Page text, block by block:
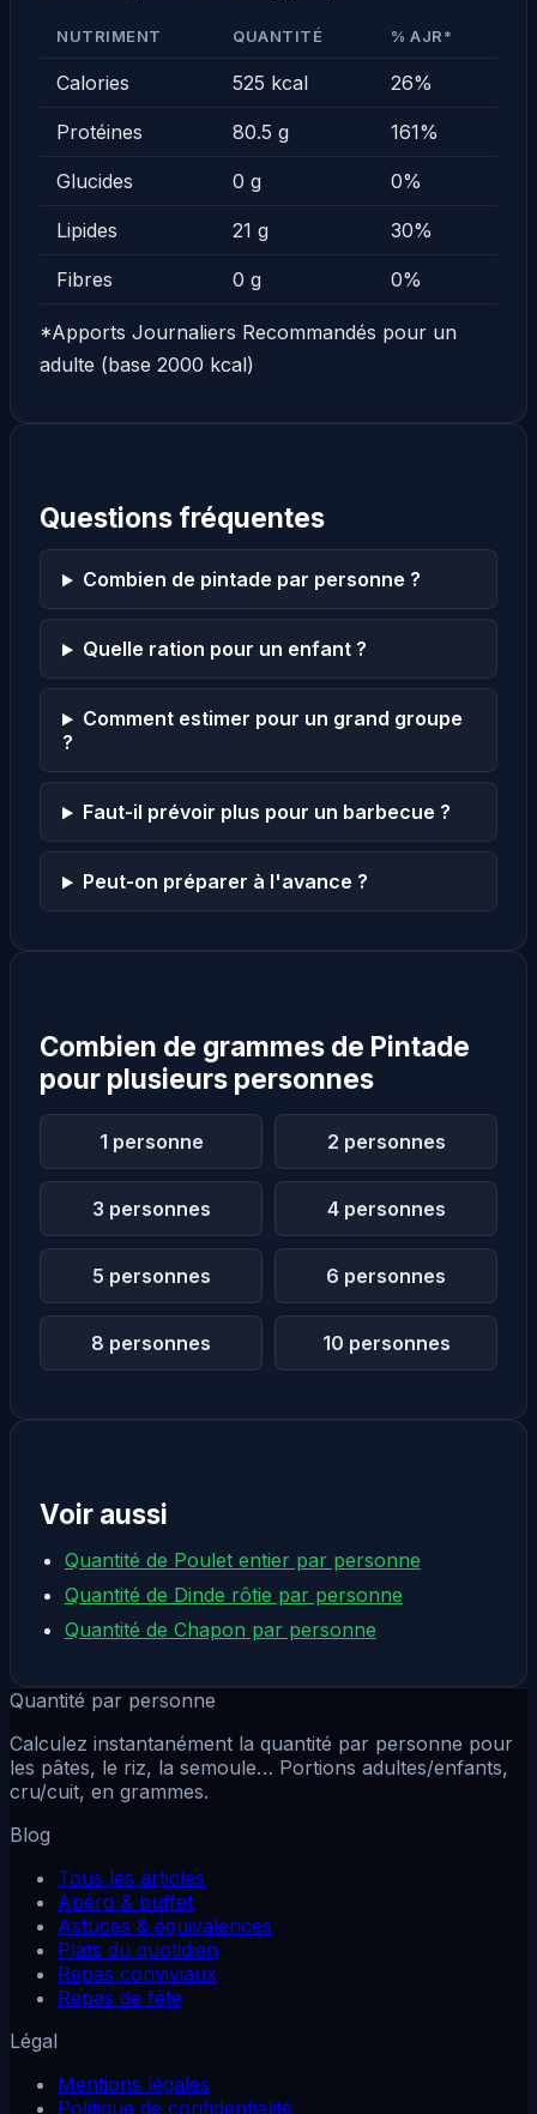
NUTRIMENT QUANTITÉ % AJR*
Calories 525 kcal 26%
Protéines 80.5 g 161%
Glucides 0 g 0%
Lipides 21 g 30%
Fibres 0 g 0%
*Apports Journaliers Recommandés pour un
adulte (base 2000 kcal)
Questions fréquentes
Combien de pintade par personne ?
Quelle ration pour un enfant ?
Comment estimer pour un grand groupe
?
Faut-il prévoir plus pour un barbecue ?
Peut-on préparer à l'avance ?
Combien de grammes de Pintade
pour plusieurs personnes
1 personne 2 personnes
3 personnes 4 personnes
5 personnes 6 personnes
8 personnes 10 personnes
Voir aussi
Quantité de Poulet entier par personne
Quantité de Dinde rôtie par personne
Quantité de Chapon par personne
Quantité par personne
Calculez instantanément la quantité par personne pour
les pâtes, le riz, la semoule… Portions adultes/enfants,
cru/cuit, en grammes.
Blog
Tous les articles
Apéro & buffet
Astuces & équivalences
Plats du quotidien
Repas conviviaux
Repas de fête
Légal
Mentions légales
Politique de confidentialité